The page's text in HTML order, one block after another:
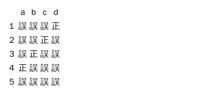
ａ ｂ ｃ ｄ
１ 誤 誤 誤 正
２ 誤 誤 正 誤
３ 誤 正 誤 誤
４ 正 誤 誤 誤
５ 誤 誤 誤 誤